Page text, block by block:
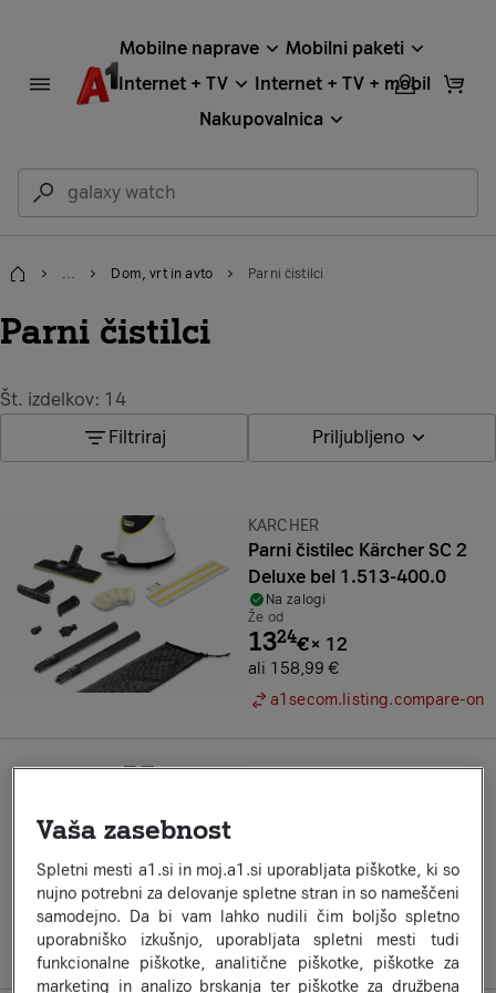
Mobilne naprave
Mobilni paketi
Internet + TV
Internet + TV + mobil
Nakupovalnica
Domov
... Dom, vrt in avto Parni čistilci
Parni čistilci
Št. izdelkov: 14
Filtriraj
Priljubljeno
Znamka:
KARCHER
Parni čistilec Kärcher SC 2
Deluxe bel 1.513-400.0
Na zalogi
Že od
1324€× 12
ali 158,99 €
a1secom.listing.compare-on
Že od
1708 €×12
ali 204,99 €
a1secom.listing.compare-on
Vaša zasebnost
Spletni mesti a1.si in moj.a1.si uporabljata piškotke, ki so
nujno potrebni za delovanje spletne stran in so nameščeni
samodejno. Da bi vam lahko nudili čim boljšo spletno
uporabniško izkušnjo, uporabljata spletni mesti tudi
funkcionalne piškotke, analitične piškotke, piškotke za
marketing in analizo brskanja ter piškotke za družbena